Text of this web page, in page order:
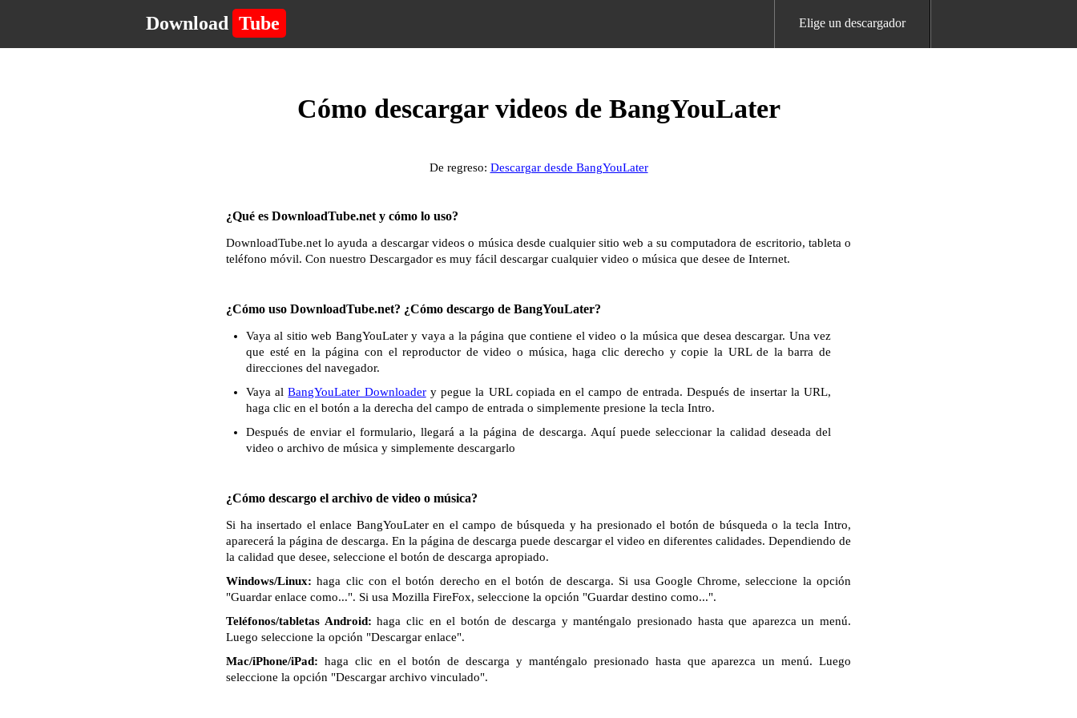
Download Tube Elige un descargador
Cómo descargar videos de BangYouLater
De regreso: Descargar desde BangYouLater
¿Qué es DownloadTube.net y cómo lo uso?
DownloadTube.net lo ayuda a descargar videos o música desde cualquier sitio web a su computadora de escritorio, tableta o
teléfono móvil. Con nuestro Descargador es muy fácil descargar cualquier video o música que desee de Internet.
¿Cómo uso DownloadTube.net? ¿Cómo descargo de BangYouLater?
Vaya al sitio web BangYouLater y vaya a la página que contiene el video o la música que desea descargar. Una vez
que esté en la página con el reproductor de video o música, haga clic derecho y copie la URL de la barra de
direcciones del navegador.
Vaya alBangYouLater Downloadery pegue la URL copiada en el campo de entrada. Después de insertar la URL,
haga clic en el botón a la derecha del campo de entrada o simplemente presione la tecla Intro.
Después de enviar el formulario, llegará a la página de descarga. Aquí puede seleccionar la calidad deseada del
video o archivo de música y simplemente descargarlo
¿Cómo descargo el archivo de video o música?
Si ha insertado el enlace BangYouLater en el campo de búsqueda y ha presionado el botón de búsqueda o la tecla Intro,
aparecerá la página de descarga. En la página de descarga puede descargar el video en diferentes calidades. Dependiendo de
la calidad que desee, seleccione el botón de descarga apropiado.
Windows/Linux: haga clic con el botón derecho en el botón de descarga. Si usa Google Chrome, seleccione la opción
"Guardar enlace como...". Si usa Mozilla FireFox, seleccione la opción "Guardar destino como...".
Teléfonos/tabletas Android: haga clic en el botón de descarga y manténgalo presionado hasta que aparezca un menú.
Luego seleccione la opción "Descargar enlace".
Mac/iPhone/iPad: haga clic en el botón de descarga y manténgalo presionado hasta que aparezca un menú. Luego
seleccione la opción "Descargar archivo vinculado".